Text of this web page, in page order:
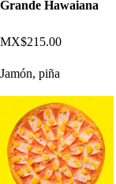
Grande Hawaiana
MX$215.00
Jamón, piña